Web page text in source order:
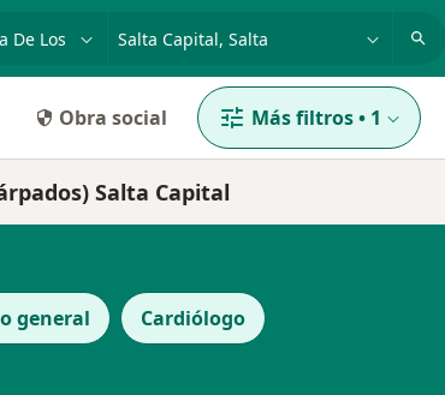
o nombre
Obra social Más filtros• 1
Salta Capital
general Cardiólogo